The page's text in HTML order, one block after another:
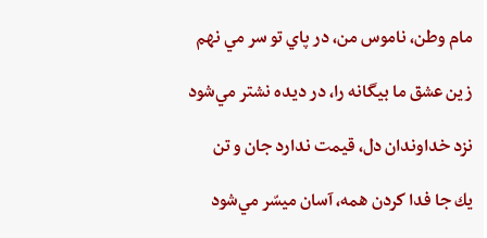
مام‌ وطن‌، ناموس‌ من‌، در پاي ‌تو سر مي نهم‌
زين‌ عشق‌ ما بيگانه را، در ديده ‌نشتر مي‌شود
نزد خداوندان دل،‌ قيمت‌ ندارد جان‌ و تن
يك جا فدا كردن‌ همه،‌ آسان ميسّر مي‌شود